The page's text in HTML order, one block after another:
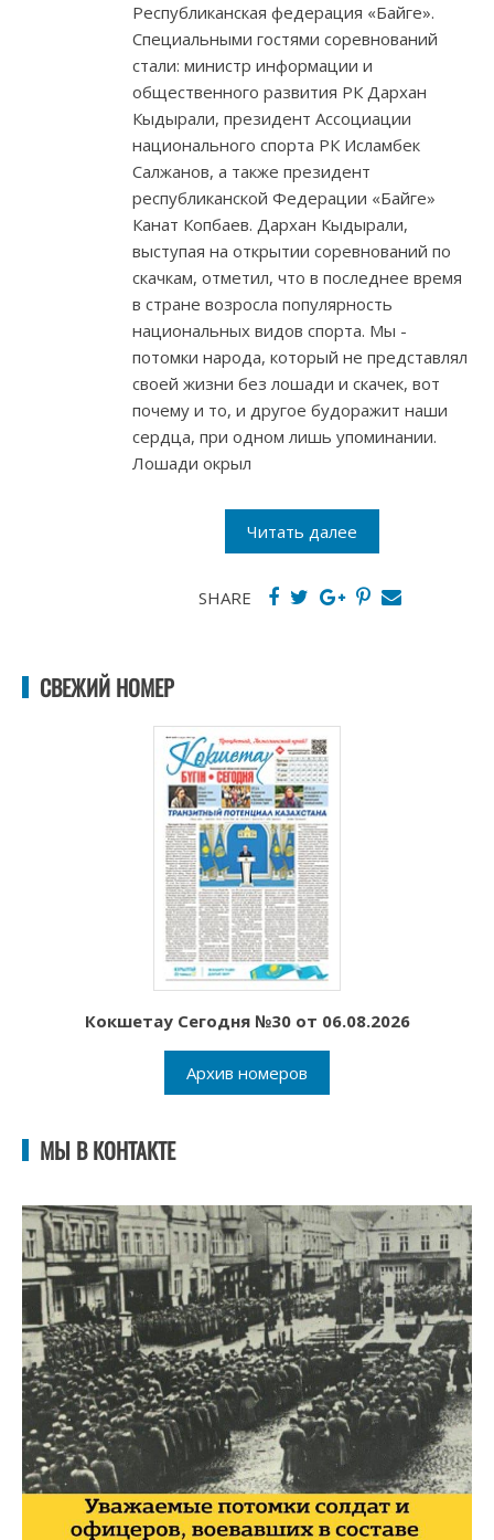
Республиканская федерация «Байге».
Специальными гостями соревнований
стали: министр информации и
общественного развития РК Дархан
Кыдырали, президент Ассоциации
национального спорта РК Исламбек
Салжанов, а также президент
республиканской Федерации «Байге»
Канат Копбаев. Дархан Кыдырали,
выступая на открытии соревнований по
скачкам, отметил, что в последнее время
в стране возросла популярность
национальных видов спорта. Мы -
потомки народа, который не представлял
своей жизни без лошади и скачек, вот
почему и то, и другое будоражит наши
сердца, при одном лишь упоминании.
Лошади окрыл
Читать далее
SHARE
СВЕЖИЙ НОМЕР
Кокшетау Сегодня №30 от 06.08.2026
Архив номеров
МЫ В КОНТАКТЕ